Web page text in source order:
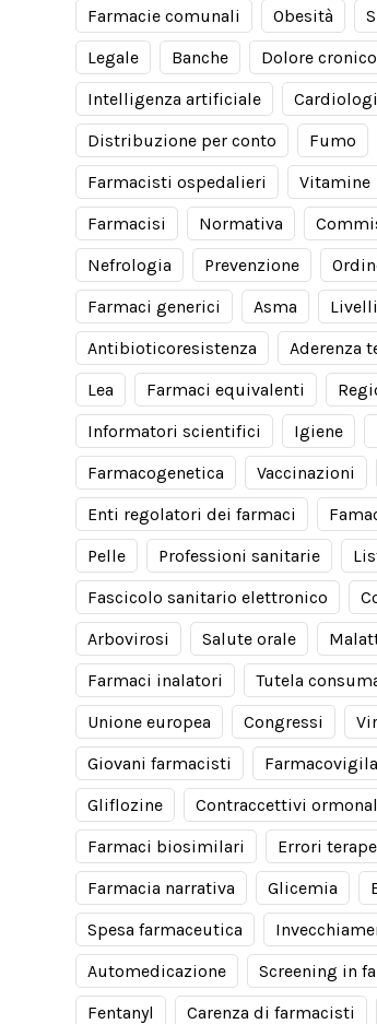
Farmacie comunali
Obesità
Legale
Banche Dolore cronico
Intelligenza artificiale
Distribuzione per conto
Fumo
Farmacisti ospedalieri
Vitamine
Farmacisi
Normativa
Nefrologia
Prevenzione
Farmaci generici
Asma
Antibioticoresistenza
Aderenza
Lea
Farmaci equivalenti
Informatori scientifici
Igiene
Farmacogenetica
Vaccinazioni
Enti regolatori dei farmaci
Pelle
Professioni sanitarie
Fascicolo sanitario elettronico
Arbovirosi
Salute orale
Farmaci inalatori
Tutela
Unione europea
Congressi
Giovani farmacisti
Gliflozine
Contraccettivi
Farmaci biosimilari
Errori
Farmacia narrativa
Glicemia
Spesa farmaceutica
Automedicazione
Screening in
Fentanyl
Carenza di farmacisti